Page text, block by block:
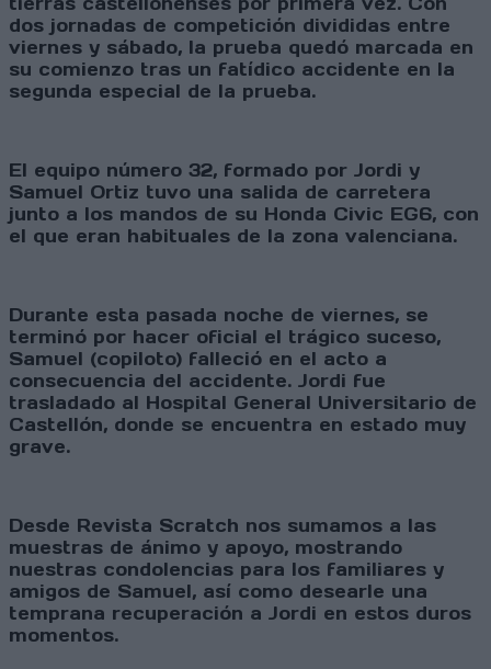
dos jornadas de competición divididas entre
viernes y sábado, la prueba quedó marcada en
su comienzo tras un fatídico accidente en la
segunda especial de la prueba.
El equipo número 32, formado por Jordi y
Samuel Ortiz tuvo una salida de carretera
junto a los mandos de su Honda Civic EG6, con
el que eran habituales de la zona valenciana.
Durante esta pasada noche de viernes, se
terminó por hacer oficial el trágico suceso,
Samuel (copiloto) falleció en el acto a
consecuencia del accidente. Jordi fue
trasladado al Hospital General Universitario de
Castellón, donde se encuentra en estado muy
grave.
Desde Revista Scratch nos sumamos a las
muestras de ánimo y apoyo, mostrando
nuestras condolencias para los familiares y
amigos de Samuel, así como desearle una
temprana recuperación a Jordi en estos duros
momentos.